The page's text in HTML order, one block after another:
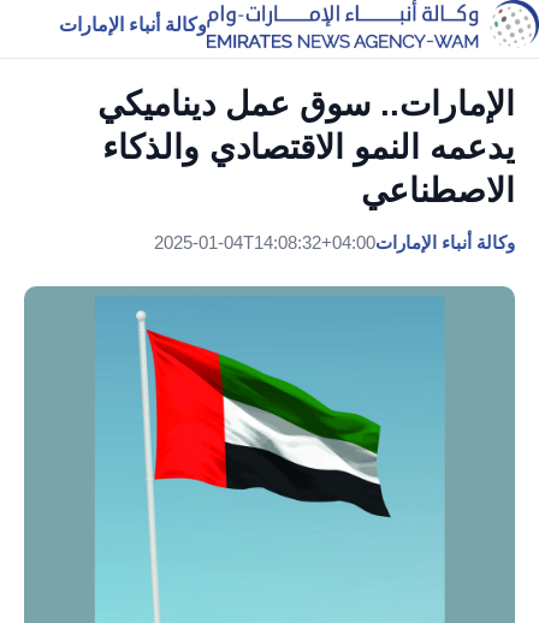
وكالة أنباء الإمارات
الإمارات.. سوق عمل ديناميكي
يدعمه النمو الاقتصادي والذكاء
الاصطناعي
وكالة أنباء الإمارات2025-01-04T14:08:32+04:00